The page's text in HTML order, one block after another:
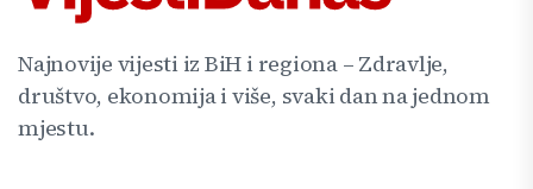
Najnovije vijesti iz BiH i regiona – Zdravlje,
društvo, ekonomija i više, svaki dan na jednom
mjestu.